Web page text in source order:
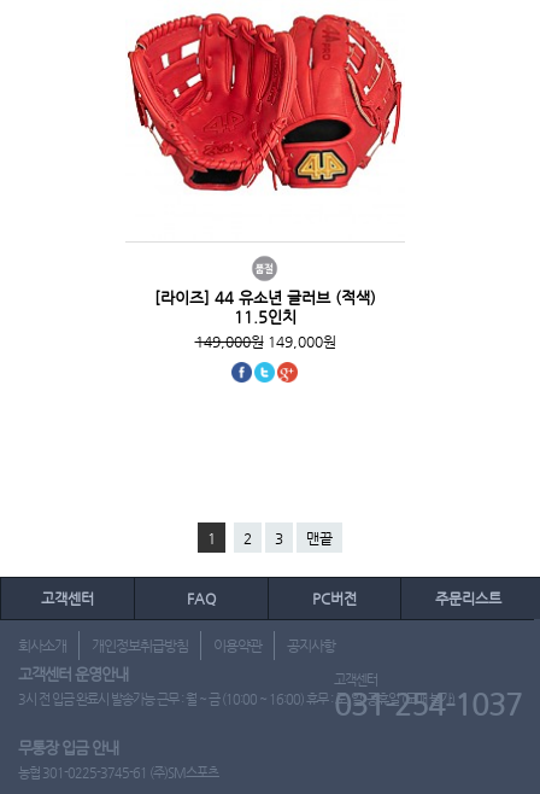
[라이즈] 44 유소년 글러브 (적색)
11.5인치
149,000원149,000원
1 2 3 맨끝
고객센터 FAQ PC버전 주문리스트
회사소개 개인정보취급방침 이용약관 공지사항
고객센터 운영안내
3시 전 입금 완료시 발송가능 근무 : 월 ~ 금 (10:00 ~ 16:00) 휴무 : 토, 일, 공휴일 (도매 불가)
고객센터
031-254-1037
무통장 입금 안내
농협 301-0225-3745-61 (주)SM스포츠